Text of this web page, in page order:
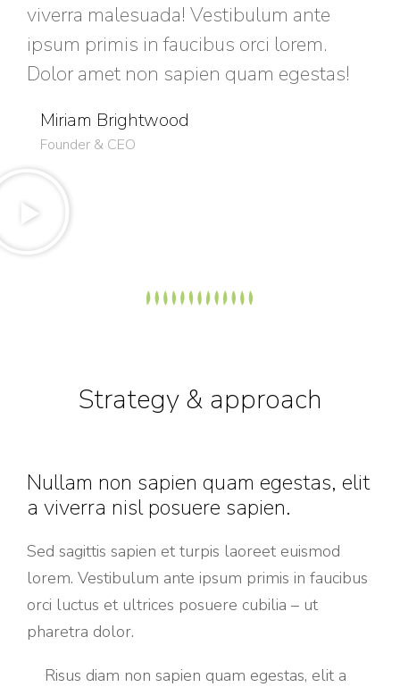
viverra malesuada! Vestibulum ante
ipsum primis in faucibus orci lorem.
Dolor amet non sapien quam egestas!
Miriam Brightwood
Founder & CEO
Strategy & approach
Nullam non sapien quam egestas, elit
a viverra nisl posuere sapien.
Sed sagittis sapien et turpis laoreet euismod
lorem. Vestibulum ante ipsum primis in faucibus
orci luctus et ultrices posuere cubilia – ut
pharetra dolor.
Risus diam non sapien quam egestas, elit a